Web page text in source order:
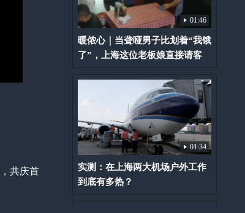
共庆首
01:46
暖侬心｜当聋哑男子比划着“我饿
了”，上海这位老板娘直接请客
01:34
实测：在上海两大机场户外工作
到底有多热？